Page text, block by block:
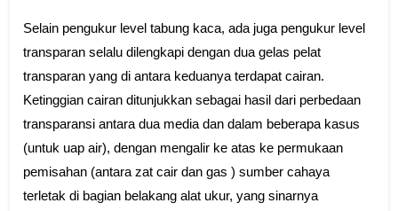
Selain pengukur level tabung kaca, ada juga pengukur level
transparan selalu dilengkapi dengan dua gelas pelat
transparan yang di antara keduanya terdapat cairan.
Ketinggian cairan ditunjukkan sebagai hasil dari perbedaan
transparansi antara dua media dan dalam beberapa kasus
(untuk uap air), dengan mengalir ke atas ke permukaan
pemisahan (antara zat cair dan gas ) sumber cahaya
terletak di bagian belakang alat ukur, yang sinarnya